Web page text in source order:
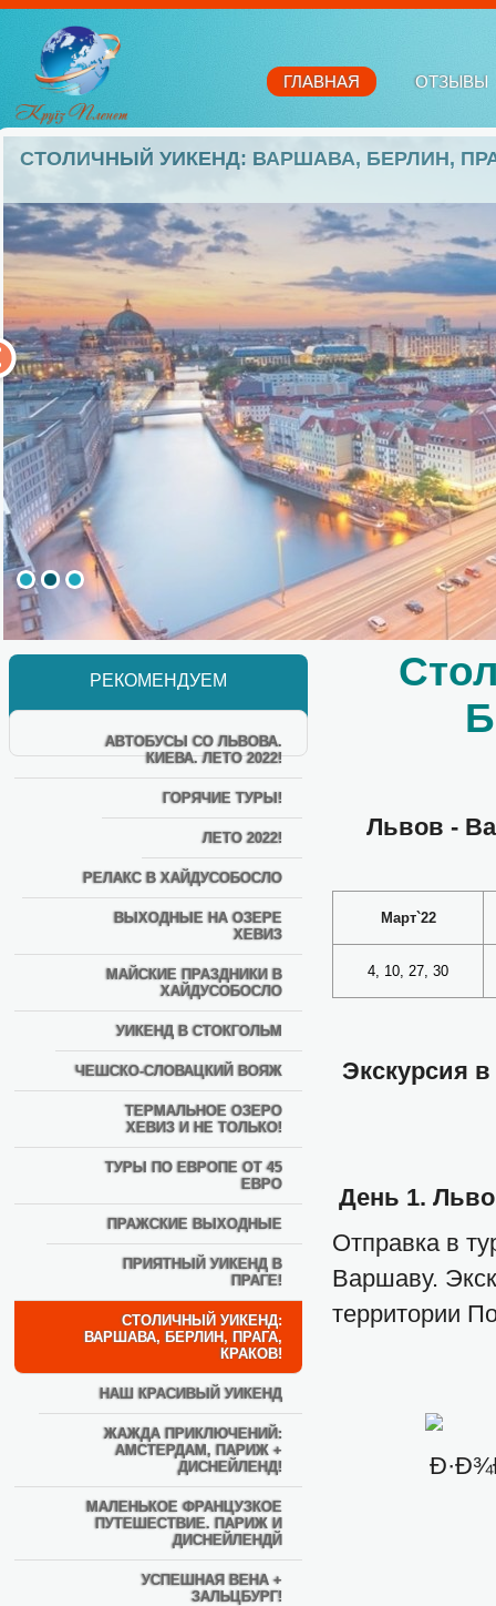
ОТЗЫВЫ
ГЛАВНАЯ
СТОЛИЧНЫЙ УИКЕНД: ВАРШАВА, БЕРЛИН,
РЕКОМЕНДУЕМ
АВТОБУСЫ СО ЛЬВОВА.
КИЕВА. ЛЕТО 2022!
ГОРЯЧИЕ ТУРЫ!
ЛЕТО 2022!
РЕЛАКС В ХАЙДУСОБОСЛО
ВЫХОДНЫЕ НА ОЗЕРЕ
ХЕВИЗ
МАЙСКИЕ ПРАЗДНИКИ В
ХАЙДУСОБОСЛО
УИКЕНД В СТОКГОЛЬМ
ЧЕШСКО-СЛОВАЦКИЙ ВОЯЖ
ТЕРМАЛЬНОЕ ОЗЕРО
ХЕВИЗ И НЕ ТОЛЬКО!
ТУРЫ ПО ЕВРОПЕ ОТ 45
ЕВРО
ПРАЖСКИЕ ВЫХОДНЫЕ
ПРИЯТНЫЙ УИКЕНД В
ПРАГЕ!
СТОЛИЧНЫЙ УИКЕНД:
ВАРШАВА, БЕРЛИН, ПРАГА,
КРАКОВ!
НАШ КРАСИВЫЙ УИКЕНД
ЖАЖДА ПРИКЛЮЧЕНИЙ:
АМСТЕРДАМ, ПАРИЖ +
ДИСНЕЙЛЕНД!
МАЛЕНЬКОЕ ФРАНЦУЗКОЕ
ПУТЕШЕСТВИЕ. ПАРИЖ И
ДИСНЕЙЛЕНДЙ
УСПЕШНАЯ ВЕНА +
ЗАЛЬЦБУРГ!
Львов -
Март`22
4, 10, 27, 30
Экскурсия
День 1.
Отправка в
Варшаву.
территории